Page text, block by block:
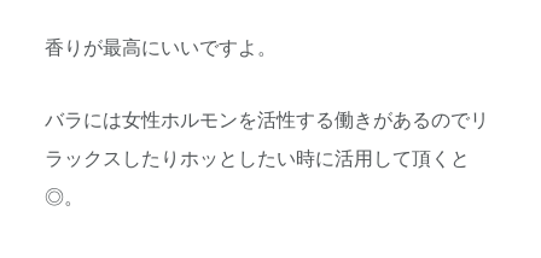
香りが最高にいいですよ。
バラには女性ホルモンを活性する働きがあるのでリ
ラックスしたりホッとしたい時に活用して頂くと
◎。